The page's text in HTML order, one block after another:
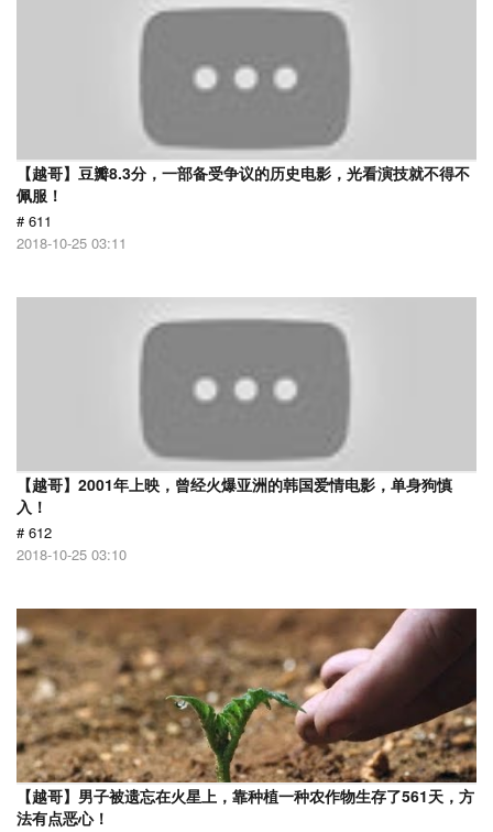
【越哥】豆瓣8.3分，一部备受争议的历史电影，光看演技就不得不
佩服！
# 611
2018-10-25 03:11
【越哥】2001年上映，曾经火爆亚洲的韩国爱情电影，单身狗慎
入！
# 612
2018-10-25 03:10
【越哥】男子被遗忘在火星上，靠种植一种农作物生存了561天，方
法有点恶心！